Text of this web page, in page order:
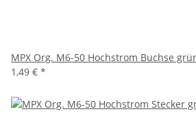
MPX Org. M6-50 Hochstrom Buchse
1,49 € *